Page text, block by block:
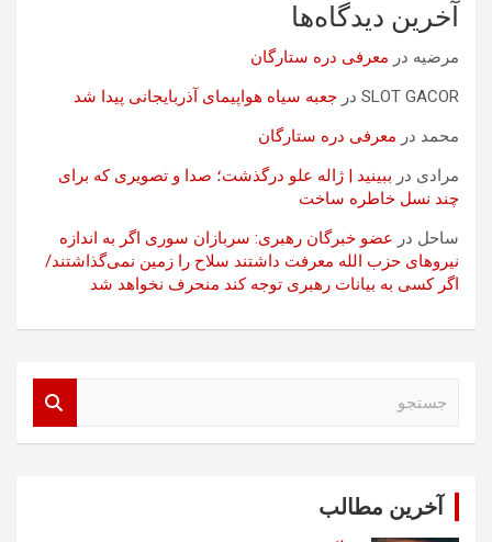
آخرین دیدگاه‌ها
مرضیه در معرفی دره ستارگان
SLOT GACOR در جعبه سیاه هواپیمای آذربایجانی پیدا شد
محمد در معرفی دره ستارگان
مرادی در ببینید | ژاله علو درگذشت؛ صدا و تصویری که برای
چند نسل خاطره ساخت
ساحل در عضو خبرگان رهبری: سربازان سوری اگر به اندازه
نیروهای حزب الله معرفت داشتند سلاح را زمین نمی‌گذاشتند/
اگر کسی به بیانات رهبری توجه کند منحرف نخواهد شد
آخرین مطالب